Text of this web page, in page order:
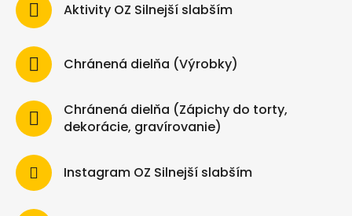
Aktivity OZ Silnejší slabším
Chránená dielňa (Výrobky)
Chránená dielňa (Zápichy do torty,
dekorácie, gravírovanie)
Instagram OZ Silnejší slabším